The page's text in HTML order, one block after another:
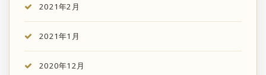
2021年2月
2021年1月
2020年12月